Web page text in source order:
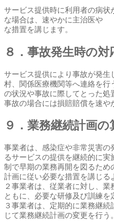
サービス提供時に利用者の病
な場合は、速やかに主治医や
な措置を講じます。
８．事故発生時の対
サービス提供により事故が発
村、関係医療機関等へ連絡を
の状況や事故に際してとった処
事故の場合には損賠賠償を速や
９．業務継続計画の
事業者は、感染症や非常災害
るサービスの提供を継続的に
制で早期の業務再開を図るた
計画に従い必要な措置を講じる
２事業者は、従業者に対し、
ともに、必要な研修及び訓練を
３事業者は、定期的に業務継
じて業務継続計画の変更を行う。